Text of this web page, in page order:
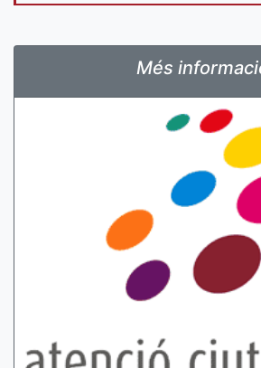
Més